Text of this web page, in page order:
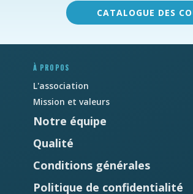
CATALOGUE DES
À PROPOS
L'association
Mission et valeurs
Notre équipe
Qualité
Conditions générales
Politique de confidentialité